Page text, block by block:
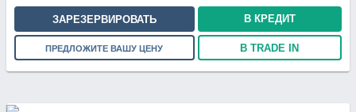
ЗАРЕЗЕРВИРОВАТЬ В КРЕДИТ
ПРЕДЛОЖИТЕ ВАШУ ЦЕНУ В TRADE IN